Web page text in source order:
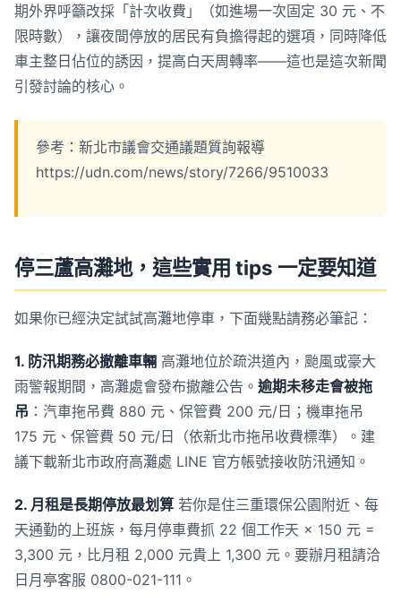
期外界呼籲改採「計次收費」（如進場一次固定 30 元、不
限時數），讓夜間停放的居民有負擔得起的選項，同時降低
車主整日佔位的誘因，提高白天周轉率——這也是這次新聞
引發討論的核心。
參考：新北市議會交通議題質詢報導
https://udn.com/news/story/7266/9510033
停三蘆高灘地，這些實用 tips 一定要知道
如果你已經決定試試高灘地停車，下面幾點請務必筆記：
1. 防汛期務必撤離車輛 高灘地位於疏洪道內，颱風或豪大
雨警報期間，高灘處會發布撤離公告。 逾期未移走會被拖
吊 ：汽車拖吊費 880 元、保管費 200 元/日；機車拖吊
175 元、保管費 50 元/日（依新北市拖吊收費標準）。建
議下載新北市政府高灘處 LINE 官方帳號接收防汛通知。
2. 月租是長期停放最划算 若你是住三重環保公園附近、每
天通勤的上班族，每月停車費抓 22 個工作天 × 150 元 =
3,300 元，比月租 2,000 元貴上 1,300 元。要辦月租請洽
日月亭客服 0800-021-111。